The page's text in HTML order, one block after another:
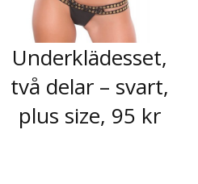
Underklädesset,
två delar – svart,
plus size, 95 kr